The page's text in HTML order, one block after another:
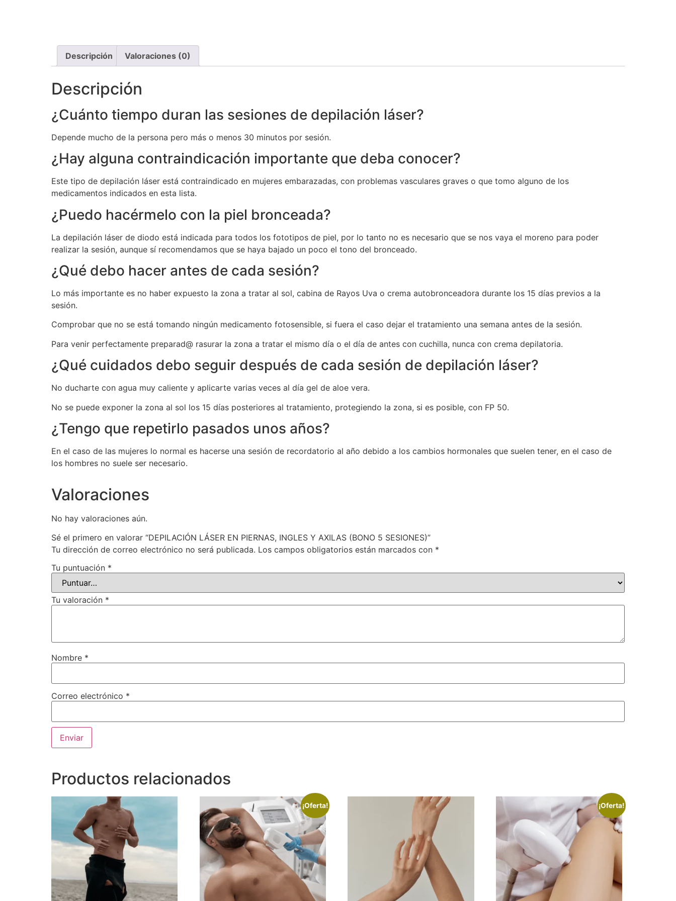
Descripción Valoraciones (0)
Descripción
¿Cuánto tiempo duran las sesiones de depilación láser?
Depende mucho de la persona pero más o menos 30 minutos por sesión.
¿Hay alguna contraindicación importante que deba conocer?
Este tipo de depilación láser está contraindicado en mujeres embarazadas, con problemas vasculares graves o que tomo alguno de los
medicamentos indicados en esta lista.
¿Puedo hacérmelo con la piel bronceada?
La depilación láser de diodo está indicada para todos los fototipos de piel, por lo tanto no es necesario que se nos vaya el moreno para poder
realizar la sesión, aunque sí recomendamos que se haya bajado un poco el tono del bronceado.
¿Qué debo hacer antes de cada sesión?
Lo más importante es no haber expuesto la zona a tratar al sol, cabina de Rayos Uva o crema autobronceadora durante los 15 días previos a la
sesión.
Comprobar que no se está tomando ningún medicamento fotosensible, si fuera el caso dejar el tratamiento una semana antes de la sesión.
Para venir perfectamente preparad@ rasurar la zona a tratar el mismo día o el día de antes con cuchilla, nunca con crema depilatoria.
¿Qué cuidados debo seguir después de cada sesión de depilación láser?
No ducharte con agua muy caliente y aplicarte varias veces al día gel de aloe vera.
No se puede exponer la zona al sol los 15 días posteriores al tratamiento, protegiendo la zona, si es posible, con FP 50.
¿Tengo que repetirlo pasados unos años?
En el caso de las mujeres lo normal es hacerse una sesión de recordatorio al año debido a los cambios hormonales que suelen tener, en el caso de
los hombres no suele ser necesario.
Valoraciones
No hay valoraciones aún.
Sé el primero en valorar “DEPILACIÓN LÁSER EN PIERNAS, INGLES Y AXILAS (BONO 5 SESIONES)”
Tu dirección de correo electrónico no será publicada. Los campos obligatorios están marcados con *
Tu puntuación *
Tu valoración *
Nombre *
Correo electrónico *
Productos relacionados
¡Oferta! ¡Oferta!